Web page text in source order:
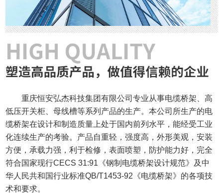
重庆恒安弘杰科技集团有限公司专业从事电缆桥架、高
低压开关柜、母线槽等系列产品的生产。本公司所生产的电
缆桥架在设计和制造质量上处于国内前列水平，能经受工业
化连续生产的考验。产品自重轻，强度高，外形美观，安装
方便，承载力强，利于检修，表面喷塑，防护能力好，完全
符合国家现行CECS 31:91《钢制电缆桥架设计规范》及中
华人民共和国行业标准QB/T1453-92《电缆桥架》的各项技
术和要求。